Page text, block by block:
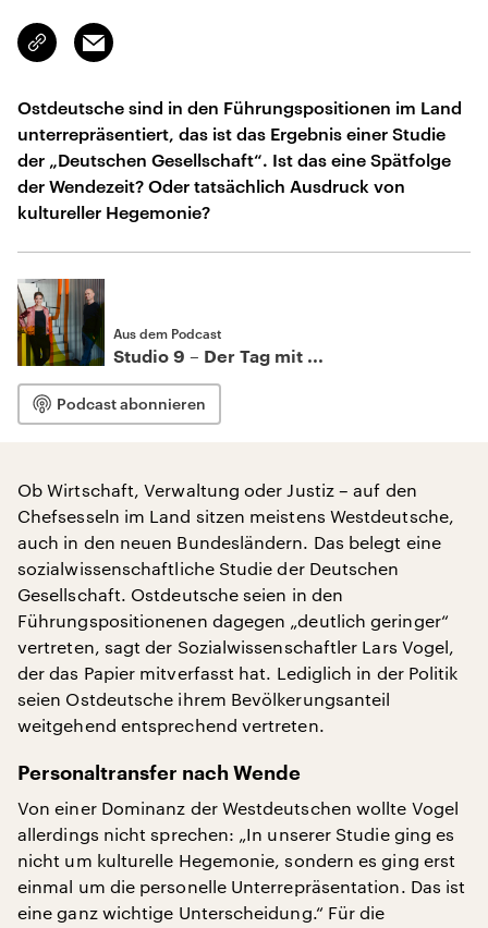
Link
kopieren/teilen
Email
Ostdeutsche sind in den Führungspositionen im Land
unterrepräsentiert, das ist das Ergebnis einer Studie
der „Deutschen Gesellschaft“. Ist das eine Spätfolge
der Wendezeit? Oder tatsächlich Ausdruck von
kultureller Hegemonie?
Aus dem Podcast
Studio 9 – Der Tag mit ...
Podcast abonnieren
Ob Wirtschaft, Verwaltung oder Justiz – auf den
Chefsesseln im Land sitzen meistens Westdeutsche,
auch in den neuen Bundesländern. Das belegt eine
sozialwissenschaftliche Studie der Deutschen
Gesellschaft. Ostdeutsche seien in den
Führungspositionenen dagegen „deutlich geringer“
vertreten, sagt der Sozialwissenschaftler Lars Vogel,
der das Papier mitverfasst hat. Lediglich in der Politik
seien Ostdeutsche ihrem Bevölkerungsanteil
weitgehend entsprechend vertreten.
Personaltransfer nach Wende
Von einer Dominanz der Westdeutschen wollte Vogel
allerdings nicht sprechen: „In unserer Studie ging es
nicht um kulturelle Hegemonie, sondern es ging erst
einmal um die personelle Unterrepräsentation. Das ist
eine ganz wichtige Unterscheidung.“ Für die